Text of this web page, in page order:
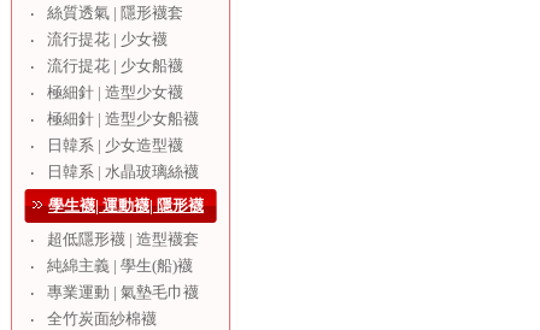
‧
絲質透氣 | 隱形襪套
‧
流行提花 | 少女襪
‧
流行提花 | 少女船襪
‧
極細針 | 造型少女襪
‧
極細針 | 造型少女船襪
‧
日韓系 | 少女造型襪
‧
日韓系 | 水晶玻璃絲襪
學生襪| 運動襪| 隱形襪
‧
超低隱形襪 | 造型襪套
‧
純綿主義 | 學生(船)襪
‧
專業運動 | 氣墊毛巾襪
‧
全竹炭面紗棉襪